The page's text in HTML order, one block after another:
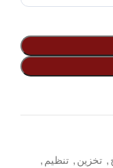
, تخزين , تنظيم ,